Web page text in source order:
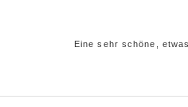
Eine sehr schöne,